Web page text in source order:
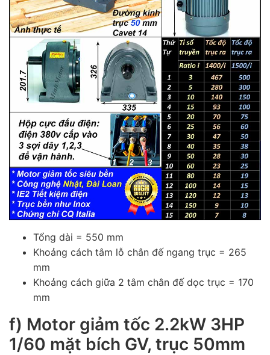
Tổng dài = 550 mm
Khoảng cách tâm lỗ chân đế ngang trục = 265
mm
Khoảng cách giữa 2 tâm chân đế dọc trục = 170
mm
f) Motor giảm tốc 2.2kW 3HP
1/60 mặt bích GV, trục 50mm